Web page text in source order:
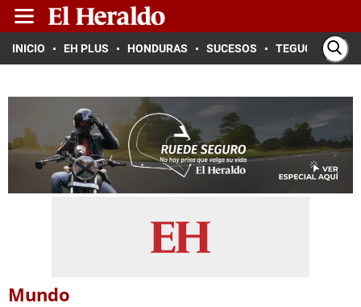
INICIO EH PLUS HONDURAS SUCESOS TEGUCIGALPA
Mundo